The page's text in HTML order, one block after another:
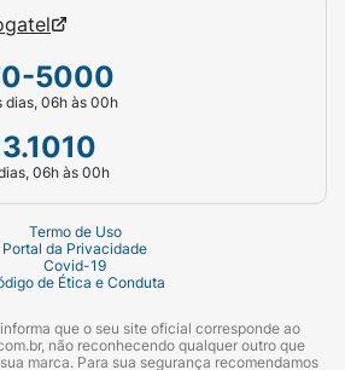
5000
dias, 06h às 00h
06h às 00h
Termo de Uso
Portal da Privacidade
Covid-19
de Ética e Conduta
que o seu site oficial corresponde ao
não reconhecendo qualquer outro que
marca. Para sua segurança recomendamos